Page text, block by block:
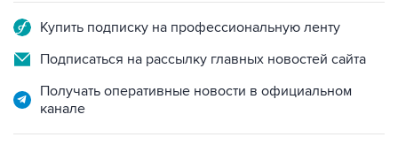
Подписаться на рассылку главных новостей сайта
Получать оперативные новости в официальном